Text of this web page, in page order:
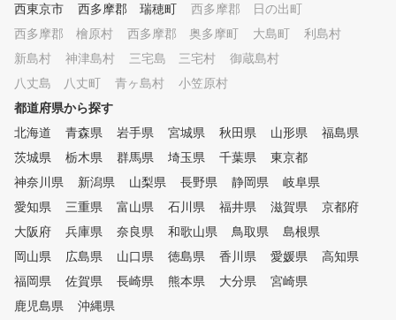
西東京市
西多摩郡 瑞穂町
西多摩郡 日の出町
西多摩郡 檜原村
西多摩郡 奥多摩町 大島町
利島村
新島村
神津島村 三宅島 三宅村
御蔵島村
八丈島 八丈町
青ヶ島村
小笠原村
都道府県から探す
北海道
青森県 岩手県 宮城県 秋田県 山形県
福島県
茨城県
栃木県 群馬県 埼玉県 千葉県
東京都
神奈川県
新潟県 山梨県 長野県 静岡県
岐阜県
愛知県
三重県 富山県 石川県 福井県 滋賀県
京都府
大阪府
兵庫県 奈良県 和歌山県 鳥取県
島根県
岡山県
広島県 山口県 徳島県 香川県 愛媛県
高知県
福岡県
佐賀県 長崎県 熊本県 大分県
宮崎県
鹿児島県
沖縄県